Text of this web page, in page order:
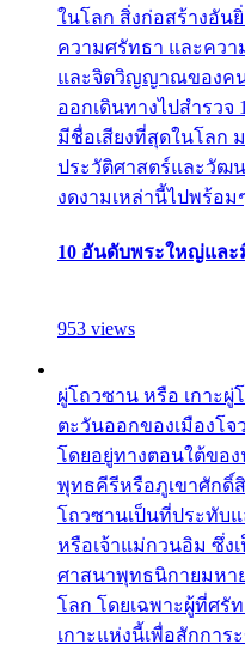
ในโลก สิ่งก่อสร้างอัน
ความศรัทธา และคว
และจิตวิญญาณของคน
ออกเดินทางไปสำรว
มีชื่อเสียงที่สุดในโลก
ประวัติศาสตร์และวัฒ
งดงามเหล่านี้ไปพร้อม
10 อันดับพระใหญ่และ
953 views
ผู่โถวซาน หรือ เกาะผู่
ตะวันออกของเมืองโ
โดยอยู่ทางตอนใต้ของ
พุทธคีรีหรือภูเขาศักดิ์
โถวซานเป็นที่ประทับ
หรือเจ้าแม่กวนอิม ซึ่ง
ศาสนาพุทธนิกายมหา
โลก โดยเฉพาะผู้ที่ศรั
เกาะแห่งนี้เพื่อสักกา